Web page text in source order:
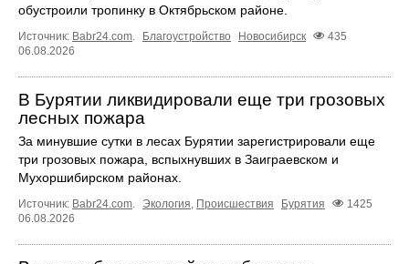
обустроили тропинку в Октябрьском районе.
Источник: Babr24.com. Благоустройство Новосибирск
435
06.08.2026
В Бурятии ликвидировали еще три грозовых
лесных пожара
За минувшие сутки в лесах Бурятии зарегистрировали еще
три грозовых пожара, вспыхнувших в Заиграевском и
Мухоршибирском районах.
Источник: Babr24.com. Экология, Происшествия Бурятия
1425
06.08.2026